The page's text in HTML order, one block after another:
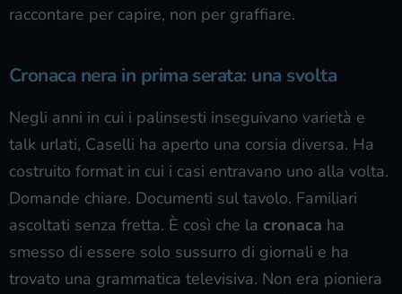
raccontare per capire, non per graffiare.
Cronaca nera in prima serata: una svolta
Negli anni in cui i palinsesti inseguivano varietà e
talk urlati, Caselli ha aperto una corsia diversa. Ha
costruito format in cui i casi entravano uno alla volta.
Domande chiare. Documenti sul tavolo. Familiari
ascoltati senza fretta. È così che la cronaca ha
smesso di essere solo sussurro di giornali e ha
trovato una grammatica televisiva. Non era pioniera